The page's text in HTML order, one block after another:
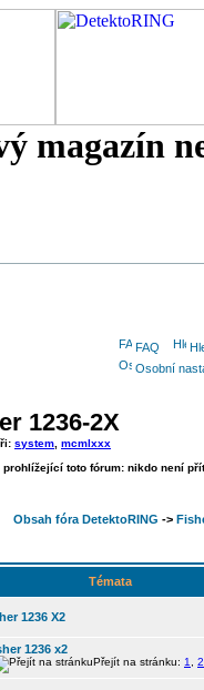
magazín
FAQ
Osobní
1236-2X
system mcmlxxx
prohlížející toto fórum: nikdo není
Obsah fóra DetektoRING ->
Témata
1236 X2
1236 x2
Přejít na stránku: 1 2